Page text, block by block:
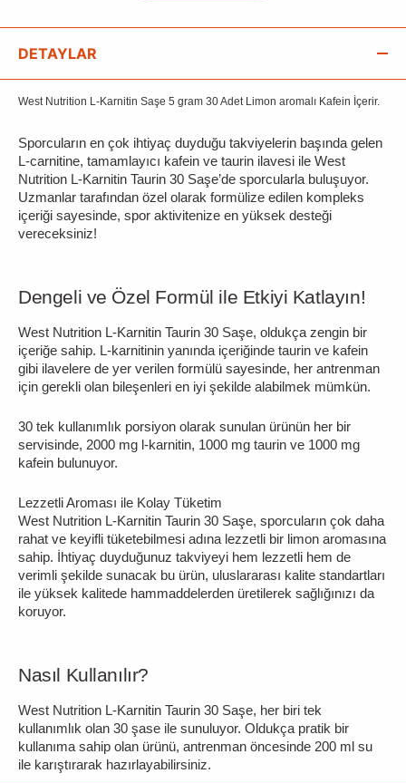
DETAYLAR
West Nutrition L-Karnitin Saşe 5 gram 30 Adet Limon aromalı Kafein İçerir.
Sporcuların en çok ihtiyaç duyduğu takviyelerin başında gelen
L-carnitine, tamamlayıcı kafein ve taurin ilavesi ile West
Nutrition L-Karnitin Taurin 30 Saşe’de sporcularla buluşuyor.
Uzmanlar tarafından özel olarak formülize edilen kompleks
içeriği sayesinde, spor aktivitenize en yüksek desteği
vereceksiniz!
Dengeli ve Özel Formül ile Etkiyi Katlayın!
West Nutrition L-Karnitin Taurin 30 Saşe, oldukça zengin bir
içeriğe sahip. L-karnitinin yanında içeriğinde taurin ve kafein
gibi ilavelere de yer verilen formülü sayesinde, her antrenman
için gerekli olan bileşenleri en iyi şekilde alabilmek mümkün.
30 tek kullanımlık porsiyon olarak sunulan ürünün her bir
servisinde, 2000 mg l-karnitin, 1000 mg taurin ve 1000 mg
kafein bulunuyor.
Lezzetli Aroması ile Kolay Tüketim
West Nutrition L-Karnitin Taurin 30 Saşe, sporcuların çok daha
rahat ve keyifli tüketebilmesi adına lezzetli bir limon aromasına
sahip. İhtiyaç duyduğunuz takviyeyi hem lezzetli hem de
verimli şekilde sunacak bu ürün, uluslararası kalite standartları
ile yüksek kalitede hammaddelerden üretilerek sağlığınızı da
koruyor.
Nasıl Kullanılır?
West Nutrition L-Karnitin Taurin 30 Saşe, her biri tek
kullanımlık olan 30 şase ile sunuluyor. Oldukça pratik bir
kullanıma sahip olan ürünü, antrenman öncesinde 200 ml su
ile karıştırarak hazırlayabilirsiniz.